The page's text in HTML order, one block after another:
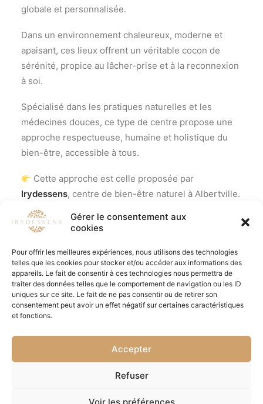
Gérer le consentement aux
cookies
Pour offrir les meilleures expériences, nous utilisons des technologies
telles que les cookies pour stocker et/ou accéder aux informations des
appareils. Le fait de consentir à ces technologies nous permettra de
traiter des données telles que le comportement de navigation ou les ID
uniques sur ce site. Le fait de ne pas consentir ou de retirer son
consentement peut avoir un effet négatif sur certaines caractéristiques
et fonctions.
Accepter
Refuser
Voir les préférences
globale et personnalisée.
Dans un environnement chaleureux, moderne et
apaisant, ces lieux offrent un véritable cocon de
sérénité, propice au lâcher-prise et à la reconnexion
à soi.
Spécialisé dans les pratiques naturelles et les
médecines douces, ce type de centre propose une
approche respectueuse, humaine et holistique du
bien-être, accessible à tous.
Cette approche est celle proposée par
Irydessens, centre de bien-être naturel à Albertville.
Découvrir le centre de bien-être
Albertville. | Tous droits réservés.